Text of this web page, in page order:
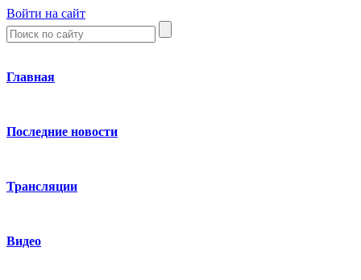
Войти на сайт
Главная
Последние новости
Трансляции
Видео